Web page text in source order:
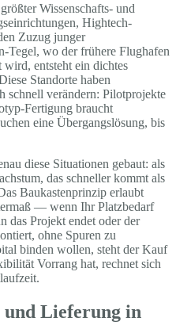
Wissenschafts- und
Hightech-
Zuzug junger
Tegel, wo der frühere Flughafen
wird, entsteht ein dichtes
Standorte haben
schnell verändern: Pilotprojekte
Fertigung braucht
eine Übergangslösung, bis
diese Situationen gebaut: als
das schneller kommt als
Baukastenprinzip erlaubt
— wenn Ihr Platzbedarf
das Projekt endet oder der
ohne Spuren zu
binden wollen, steht der Kauf
Vorrang hat, rechnet sich
und Lieferung in